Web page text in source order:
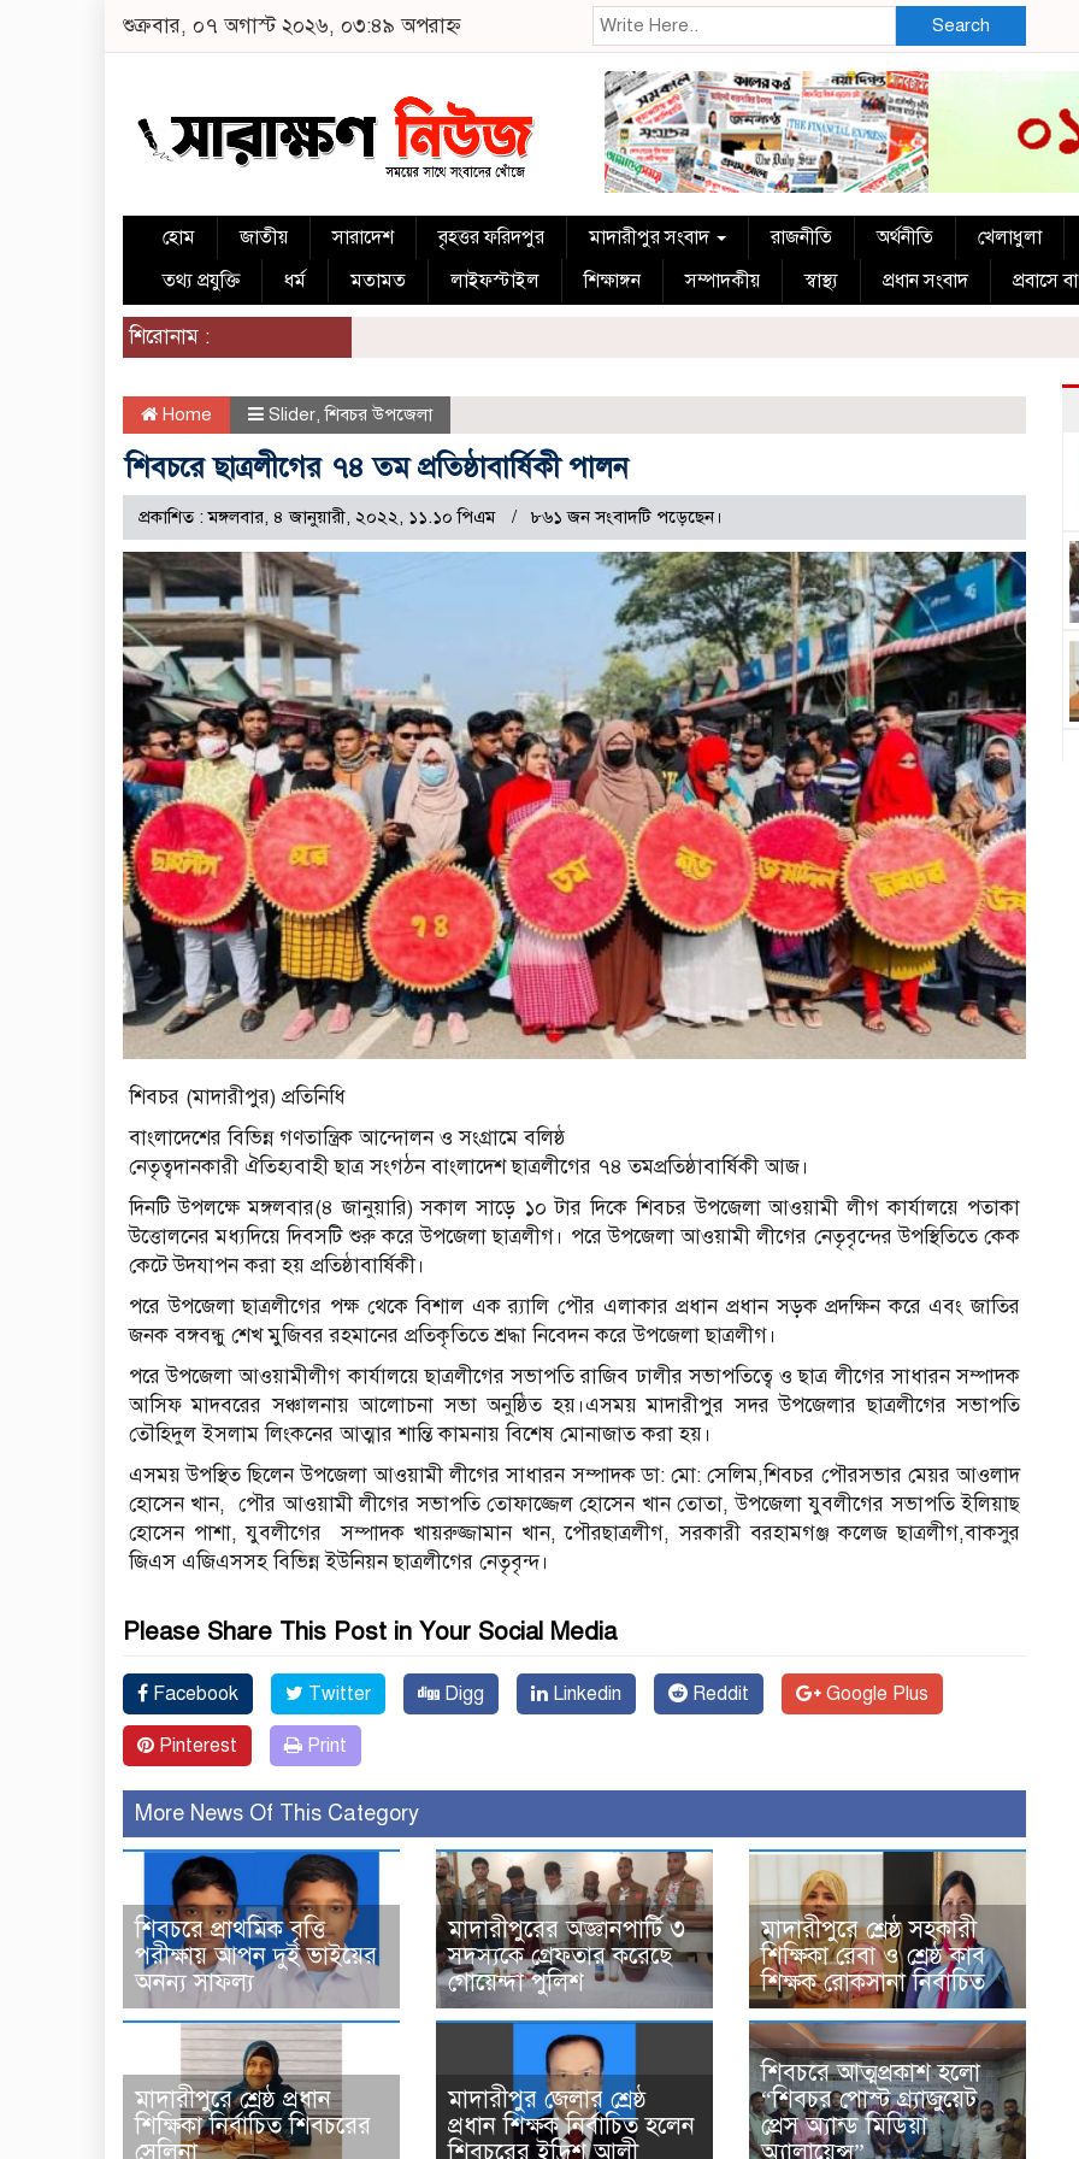
শুক্রবার, ০৭ অগাস্ট ২০২৬, ০৩:৪৯ অপরাহ্ন Search
হোম জাতীয় সারাদেশ বৃহত্তর ফরিদপুর মাদারীপুর সংবাদ রাজনীতি অর্থনীতি খেলাধুলা
তথ্য প্রযুক্তি
ধর্ম মতামত লাইফস্টাইল শিক্ষাঙ্গন সম্পাদকীয় স্বাস্থ্য প্রধান সংবাদ প্রবাসে
শিরোনাম :
Home Slider,শিবচর উপজেলা
শিবচরে ছাত্রলীগের ৭৪ তম প্রতিষ্ঠাবার্ষিকী পালন
প্রকাশিত : মঙ্গলবার, ৪ জানুয়ারী, ২০২২, ১১.১০ পিএম ৮৬১ জন সংবাদটি পড়েছেন।
শিবচর (মাদারীপুর) প্রতিনিধি
বাংলাদেশের বিভিন্ন গণতান্ত্রিক আন্দোলন ও সংগ্রামে বলিষ্ঠ
নেতৃত্বদানকারী ঐতিহ্যবাহী ছাত্র সংগঠন বাংলাদেশ ছাত্রলীগের ৭৪ তমপ্রতিষ্ঠাবার্ষিকী আজ।
দিনটি উপলক্ষে মঙ্গলবার(৪ জানুয়ারি) সকাল সাড়ে ১০ টার দিকে শিবচর উপ‌জেলা আওয়ামী লীগ কার্যাল‌য়ে পতাকা
উ‌ত্তোল‌নের মধ‌্যদি‌য়ে দিবস‌টি শুরু ক‌রে উপ‌জেলা ছাত্রলীগ। প‌রে উপ‌জেলা আওয়ামী লী‌গের নেতৃবৃ‌ন্দের উপ‌স্থি‌তি‌তে কেক
কেটে উদযাপন করা হয় প্রতিষ্ঠাবার্ষিকী।
প‌রে উপ‌জেলা ছাত্রলীগের পক্ষ থেকে বিশাল এক র‌্যালি পৌর এলাকার প্রধান প্রধান সড়ক প্রদ‌ক্ষিন ক‌রে এবং জা‌তির
জনক বঙ্গবন্ধু শেখ মু‌জিবর রহমা‌নের প্রতিকৃ‌তি‌তে শ্রদ্ধা নি‌বেদন ক‌রে উপজেলা ছাত্রলীগ।
পরে উপজেলা আওয়ামীলীগ কার্যালয়ে ছাত্রলী‌গের সভাপ‌তি রা‌জিব ঢালীর সভাপতিত্বে ও ছাত্র লীগের সাধারন সম্পাদক
আ‌সিফ মাদবরের সঞ্চালনায় আলোচনা সভা অনুষ্ঠিত হয়।এসময় মাদারীপুর সদর উপজেলার ছাত্রলীগের সভাপতি
তৌহিদুল ইসলাম লিংকনের আত্মার শান্তি কামনায় বিশেষ মোনাজাত করা হয়।
এসময় উপ‌স্থিত ছি‌লেন উপ‌জেলা আওয়ামী লী‌গের সাধারন সম্পাদক ডা: মো: সে‌লিম,শিবচর পৌরসভার মেয়র আওলাদ
হোসেন খান, পৌর আওয়ামী লী‌গের সভাপ‌তি তোফা‌জ্জেল হো‌সেন খান তোতা, উপ‌জেলা যুবলী‌গের সভাপতি ইলিয়াছ
হোসেন পাশা, যুবলীগের সম্পাদক খায়রুজ্জামান খান, ‌পৌরছাত্রলী‌গ, সরকারী বরহামগঞ্জ ক‌লেজ ছাত্রলীগ,বাকসুর
জিএস এজিএসসহ বিভিন্ন ইউনিয়ন ছাত্রলী‌গের নেতৃবৃন্দ।
Please Share This Post in Your Social Media
Facebook Twitter Digg Linkedin Reddit Google Plus
Pinterest Print
More News Of This Category
শিবচরে প্রাথমিক বৃত্তি
পরীক্ষায় আপন দুই ভাইয়ের
অনন্য সাফল্য
মাদারীপুরের অজ্ঞানপার্টি ৩
সদস্যকে গ্রেফতার করেছে
গোয়েন্দা পুলিশ
মাদারীপুরে শ্রেষ্ঠ সহকারী
শিক্ষিকা রেবা ও শ্রেষ্ঠ কাব
শিক্ষক রোকসানা নির্বাচিত
মাদারীপুরে শ্রেষ্ঠ প্রধান
শিক্ষিকা নির্বাচিত শিবচরের
সেলিনা
মাদারীপুর জেলার শ্রেষ্ঠ
প্রধান শিক্ষক নির্বাচিত হলেন
শিবচরের ইদ্রিশ আলী
শিবচরে আত্মপ্রকাশ হলো
“শিবচর পোস্ট গ্র্যাজুয়েট
প্রেস অ্যান্ড মিডিয়া
অ্যালায়েন্স”